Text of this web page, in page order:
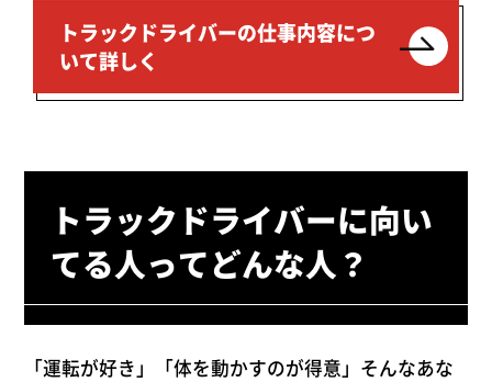
トラックドライバーの仕事内容につ
いて詳しく
トラックドライバーに向い
てる人ってどんな人？
「運転が好き」「体を動かすのが得意」そんなあな